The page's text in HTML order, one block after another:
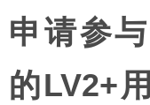
申请参
的LV2+